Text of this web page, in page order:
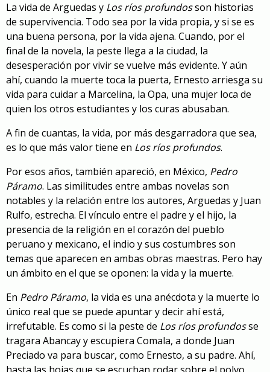
La vida de Arguedas y Los ríos profundosson historias
de supervivencia. Todo sea por la vida propia, y si se es
una buena persona, por la vida ajena. Cuando, por el
final de la novela, la peste llega a la ciudad, la
desesperación por vivir se vuelve más evidente. Y aún
ahí, cuando la muerte toca la puerta, Ernesto arriesga su
vida para cuidar a Marcelina, la Opa, una mujer loca de
quien los otros estudiantes y los curas abusaban.
A fin de cuantas, la vida, por más desgarradora que sea,
es lo que más valor tiene en Los ríos profundos.
Por esos años, también apareció, en México, Pedro
Páramo. Las similitudes entre ambas novelas son
notables y la relación entre los autores, Arguedas y Juan
Rulfo, estrecha. El vínculo entre el padre y el hijo, la
presencia de la religión en el corazón del pueblo
peruano y mexicano, el indio y sus costumbres son
temas que aparecen en ambas obras maestras. Pero hay
un ámbito en el que se oponen: la vida y la muerte.
En Pedro Páramo, la vida es una anécdota y la muerte lo
único real que se puede apuntar y decir ahí está,
irrefutable. Es como si la peste de Los ríos profundosse
tragara Abancay y escupiera Comala, a donde Juan
Preciado va para buscar, como Ernesto, a su padre. Ahí,